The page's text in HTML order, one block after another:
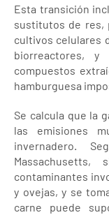
Esta transición
sustitutos de res,
cultivos celulares
biorreactores,
compuestos
hamburguesa
Se calcula que la
las emisiones
invernadero.
contaminantes
y ovejas, y se
carne puede